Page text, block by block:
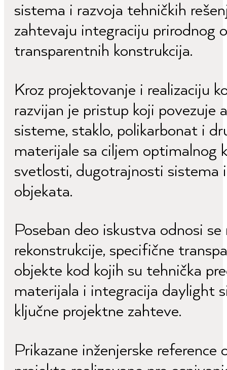
sistema i razvoja tehničkih
zahtevaju integraciju prirodnog
transparentnih konstrukcija.
Kroz projektovanje i realizaciju
razvijan je pristup koji povezuje
sisteme, staklo, polikarbonat i
materijale sa ciljem optimalnog
svetlosti, dugotrajnosti sistema
objekata.
Poseban deo iskustva odnosi
rekonstrukcije, specifične
objekte kod kojih su tehnička
materijala i integracija daylight
ključne projektne zahteve.
Prikazane inženjerske reference